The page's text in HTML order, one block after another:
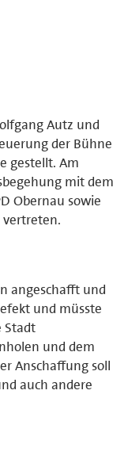
Autz und
der Bühne
gestellt. Am
mit dem
Obernau sowie
vertreten.
angeschafft und
und müsste
Stadt
und dem
Anschaffung soll
auch andere